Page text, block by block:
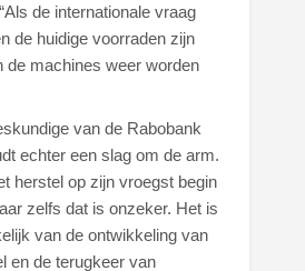
de internationale vraag
de huidige voorraden zijn
de machines weer worden
van de Rabobank
echter een slag om de arm.
herstel op zijn vroegst begin
zelfs dat is onzeker. Het is
van de ontwikkeling van
en de terugkeer van